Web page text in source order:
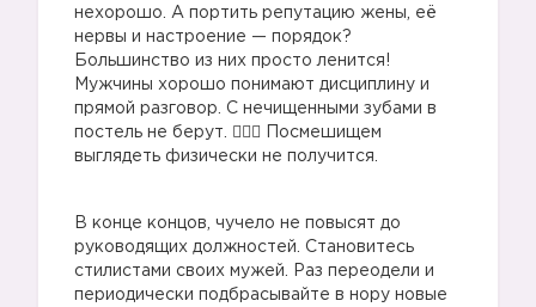
нехорошо. А портить репутацию жены, её
нервы и настроение — порядок?
Большинство из них просто ленится!
Мужчины хорошо понимают дисциплину и
прямой разговор. С нечищенными зубами в
постель не берут. 🤷🏼‍♀️ Посмешищем
выглядеть физически не получится.
В конце концов, чучело не повысят до
руководящих должностей. Становитесь
стилистами своих мужей. Раз переодели и
периодически подбрасывайте в нору новые